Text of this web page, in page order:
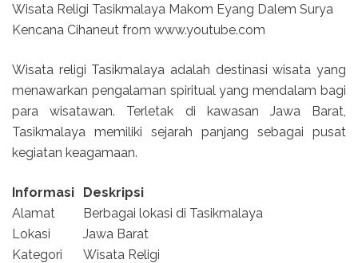
Wisata Religi Tasikmalaya Makom Eyang Dalem Surya
Kencana Cihaneut from www.youtube.com
Wisata religi Tasikmalaya adalah destinasi wisata yang
menawarkan pengalaman spiritual yang mendalam bagi
para wisatawan. Terletak di kawasan Jawa Barat,
Tasikmalaya memiliki sejarah panjang sebagai pusat
kegiatan keagamaan.
Informasi
Deskripsi
Alamat
Berbagai lokasi di Tasikmalaya
Lokasi
Jawa Barat
Kategori
Wisata Religi